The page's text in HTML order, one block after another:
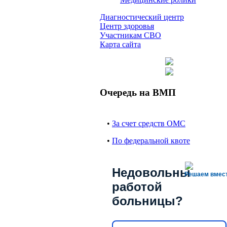
Диагностический центр
Центр здоровья
Участникам СВО
Карта сайта
Очередь на ВМП
• За счет средств ОМС
• По федеральной квоте
Решаем
Недовольны
работой
больницы?